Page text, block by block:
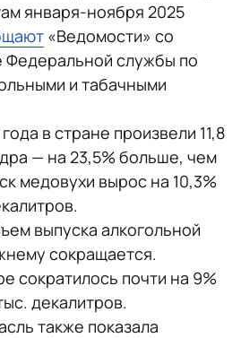
января-ноября 2025
«Ведомости» со
Федеральной службы по
и табачными
в стране произвели 11,8
— на 23,5% больше, чем
медовухи вырос на 10,3%
выпуска алкогольной
сокращается.
сократилось почти на 9%
декалитров.
также показала